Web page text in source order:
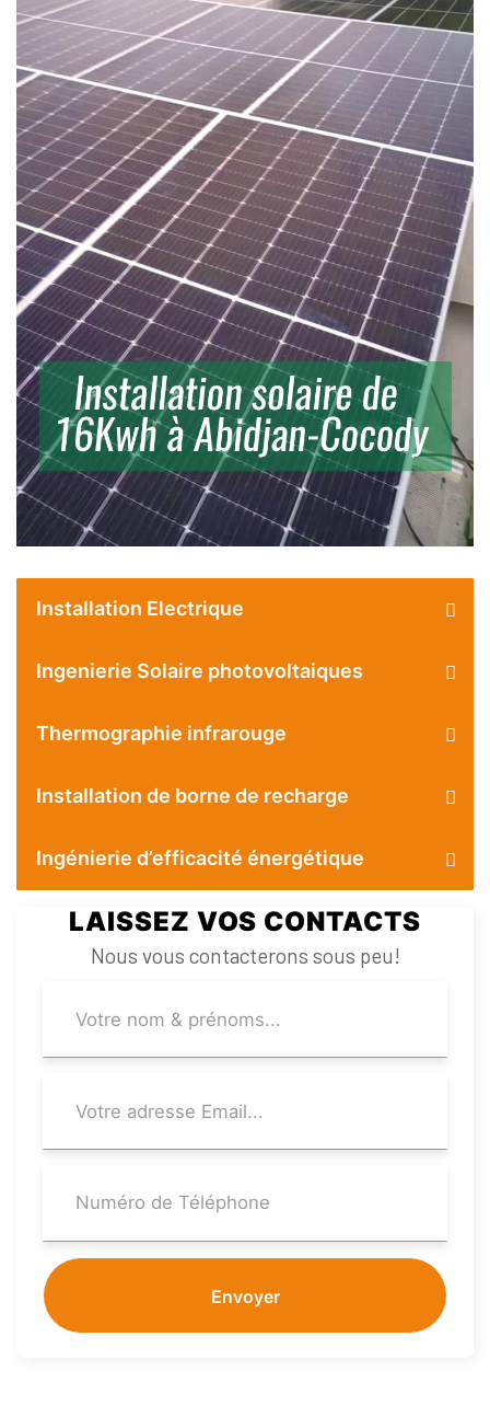
Installation Electrique
Ingenierie Solaire photovoltaiques
Thermographie infrarouge
Installation de borne de recharge
Ingénierie d’efficacité énergétique
LAISSEZ VOS CONTACTS
Nous vous contacterons sous peu!
Envoyer